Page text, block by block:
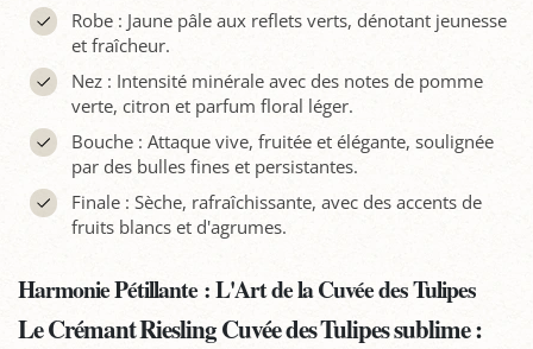
Robe : Jaune pâle aux reflets verts, dénotant jeunesse
et fraîcheur.
Nez : Intensité minérale avec des notes de pomme
verte, citron et parfum floral léger.
Bouche : Attaque vive, fruitée et élégante, soulignée
par des bulles fines et persistantes.
Finale : Sèche, rafraîchissante, avec des accents de
fruits blancs et d'agrumes.
Harmonie Pétillante : L'Art de la Cuvée des Tulipes
Le Crémant Riesling Cuvée des Tulipes sublime :